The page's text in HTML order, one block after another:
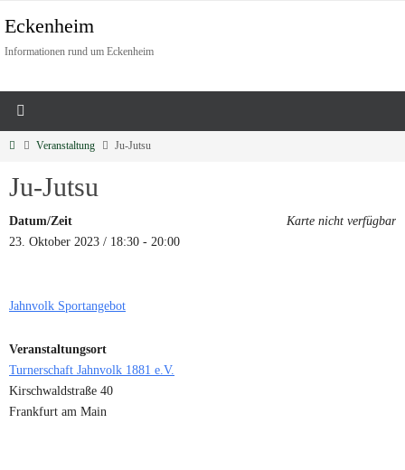
Eckenheim
Informationen rund um Eckenheim
Veranstaltung Ju-Jutsu
Ju-Jutsu
Karte nicht verfügbar
Datum/Zeit
23. Oktober 2023 / 18:30 - 20:00
Jahnvolk Sportangebot
Veranstaltungsort
Turnerschaft Jahnvolk 1881 e.V.
Kirschwaldstraße 40
Frankfurt am Main